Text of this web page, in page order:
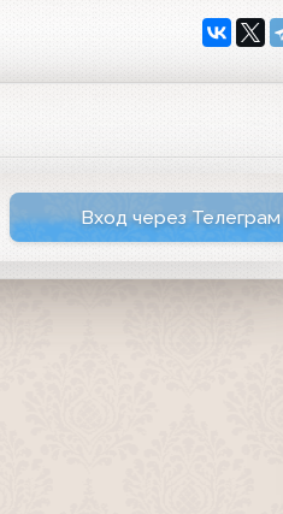
Вход через Телеграм